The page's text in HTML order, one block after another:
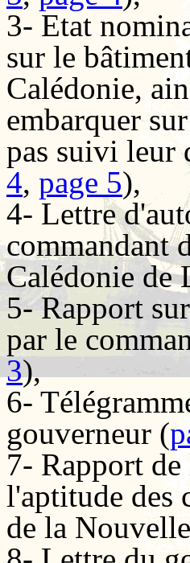
3- Etat
sur le
Calédonie,
embarquer
pas suivi leur
4, page 5),
4- Lettre
commandant
Calédonie de
5- Rapport
par le
3),
6-
gouverneur (
7- Rapport
l'aptitude des
de la